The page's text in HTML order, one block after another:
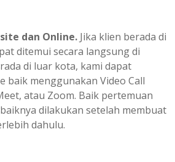
dan Online. Jika klien berada di
ditemui secara langsung di
di luar kota, kami dapat
baik menggunakan Video Call
atau Zoom. Baik pertemuan
dilakukan setelah membuat
dahulu.